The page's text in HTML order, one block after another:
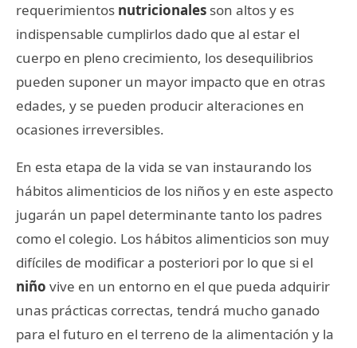
requerimientos nutricionales son altos y es
indispensable cumplirlos dado que al estar el
cuerpo en pleno crecimiento, los desequilibrios
pueden suponer un mayor impacto que en otras
edades, y se pueden producir alteraciones en
ocasiones irreversibles.
En esta etapa de la vida se van instaurando los
hábitos alimenticios de los niños y en este aspecto
jugarán un papel determinante tanto los padres
como el colegio. Los hábitos alimenticios son muy
difíciles de modificar a posteriori por lo que si el
niño vive en un entorno en el que pueda adquirir
unas prácticas correctas, tendrá mucho ganado
para el futuro en el terreno de la alimentación y la